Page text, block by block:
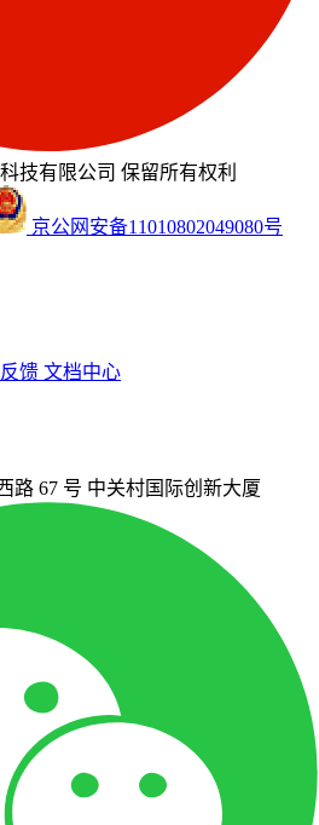
技有限公司 保留所有权利
京公网安备11010802049080号
馈 文档中心
路 67 号 中关村国际创新大厦